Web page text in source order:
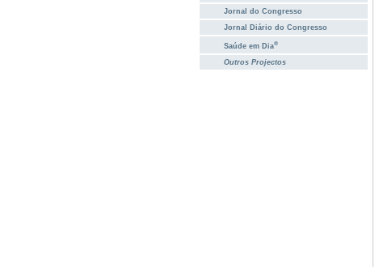
Jornal do Congresso
Jornal Diário do Congresso
Saúde em Dia®
Outros Projectos